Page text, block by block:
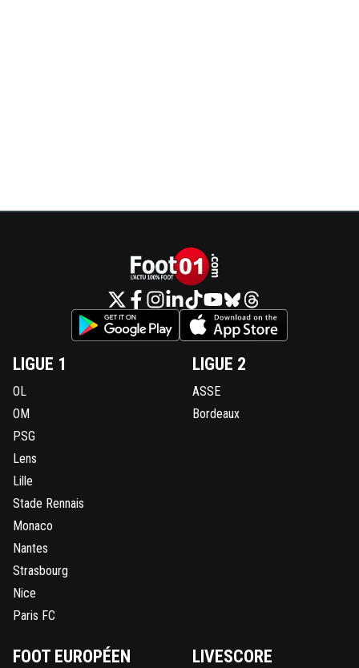
LIGUE 1
OL
OM
PSG
Lens
Lille
Stade Rennais
Monaco
Nantes
Strasbourg
Nice
Paris FC
LIGUE 2
ASSE
Bordeaux
FOOT EUROPÉEN LIVESCORE